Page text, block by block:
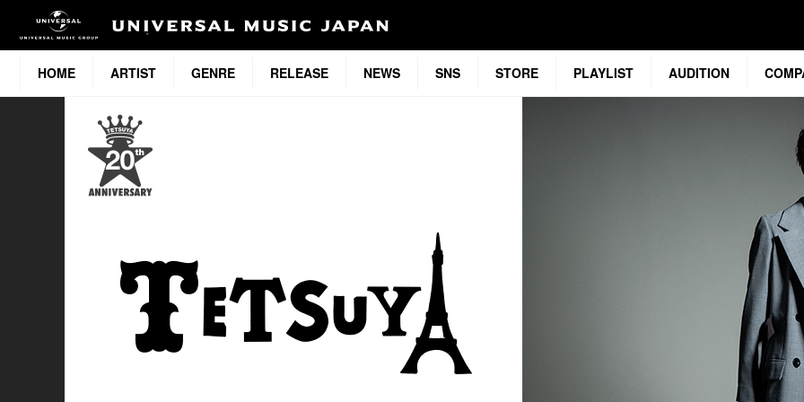
HOME ARTIST GENRE RELEASE NEWS SNS STORE PLAYLIST AUDITION